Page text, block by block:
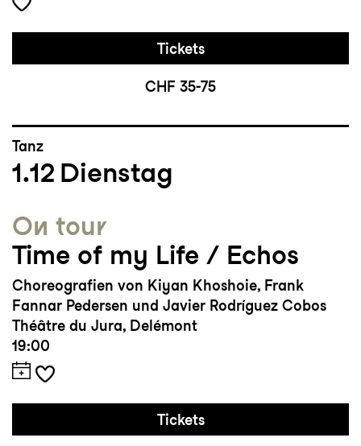
Tickets
CHF 35-75
Tanz
1.12 Dienstag
On tour
Time of my Life / Echos
Choreografien von Kiyan Khoshoie, Frank
Fannar Pedersen und Javier Rodríguez Cobos
Théâtre du Jura, Delémont
19:00
Tickets